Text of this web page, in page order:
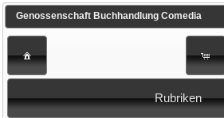
Genossenschaft Buchhandlung Comedia
Rubriken